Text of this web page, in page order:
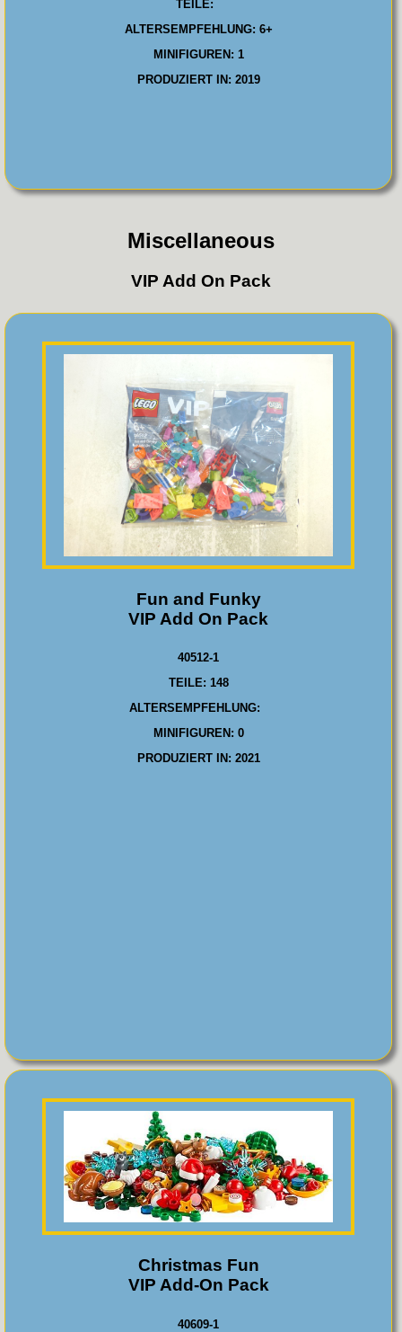
TEILE:
ALTERSEMPFEHLUNG: 6+
MINIFIGUREN: 1
PRODUZIERT IN: 2019
Miscellaneous
VIP Add On Pack
Fun and Funky
VIP Add On Pack
40512-1
TEILE: 148
ALTERSEMPFEHLUNG:
MINIFIGUREN: 0
PRODUZIERT IN: 2021
Christmas Fun
VIP Add-On Pack
40609-1